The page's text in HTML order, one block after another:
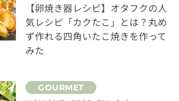
【卵焼き器レシピ】オタフクの人
気レシピ「カクたこ」とは？丸め
ず作れる四角いたこ焼きを作って
みた